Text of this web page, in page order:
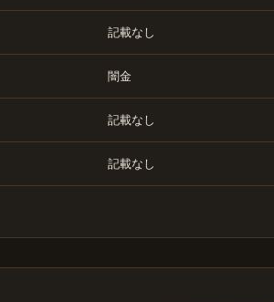
記載なし
闇金
記載なし
記載なし